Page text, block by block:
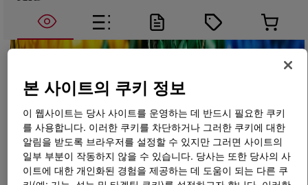
무엇입니까PARALOID™ K-125 Acrylic Processing
본 사이트의 쿠키 정보
이 웹사이트는 당사 사이트를 운영하는 데 반드시 필요한 쿠키
를 사용합니다. 이러한 쿠키를 차단하거나 그러한 쿠키에 대한
알림을 받도록 브라우저를 설정할 수 있지만 그러면 사이트의
일부 부분이 작동하지 않을 수 있습니다. 당사는 또한 당사의 사
이트에 대한 개인화된 경험을 제공하는 데 도움이 되는 다른 쿠